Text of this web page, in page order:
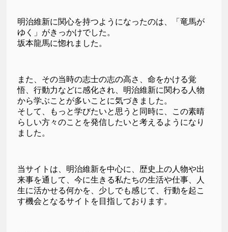
明治維新に関心を持つようになったのは、「竜馬が
ゆく」がきっかけでした。
坂本龍馬に惚れました。
また、その当時の志士の志の高さ、命をかける覚
悟、行動力などに感化され、明治維新に関わる人物
から学ぶことが多いことに気づきました。
そして、もっと学びたいと思うと同時に、この素晴
らしい方々のことを発信したいと考えるようになり
ました。
当サイトは、明治維新を中心に、歴史上の人物や出
来事を通して、今に生きる私たちの生活や仕事、人
生に活かせる何かを、少しでも感じて、行動を起こ
す機会となるサイトを目指しております。